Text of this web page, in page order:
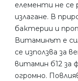
елементи не се
излагане. В
бактерии и
Витаминът е
се използва за
витамин б12 за
огромно.